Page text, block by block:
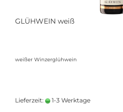
GLÜHWEIN weiß
weißer Winzerglühwein
Lieferzeit: 1-3 Werktage